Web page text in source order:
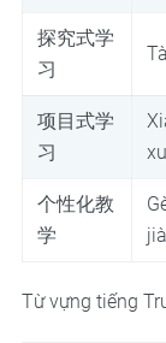
探究式学
习
项目式学
习
个性化教
学
Từ vựng tiếng